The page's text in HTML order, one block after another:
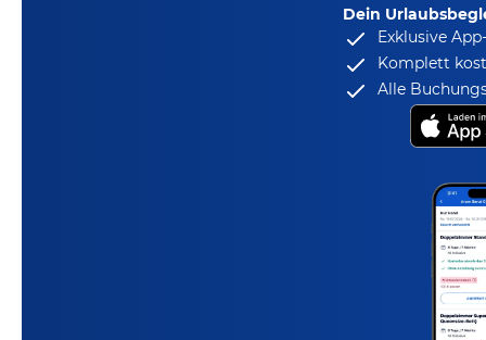
Dein
Exklusive
Komplett
Alle